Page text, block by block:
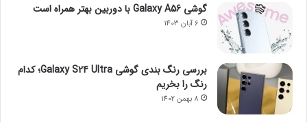
گوشی Galaxy A56 با دوربین بهتر همراه است
6 آبان 1403
بررسی رنگ بندی گوشی Galaxy S24 Ultra؛ کدام
رنگ را بخریم
8 بهمن 1402